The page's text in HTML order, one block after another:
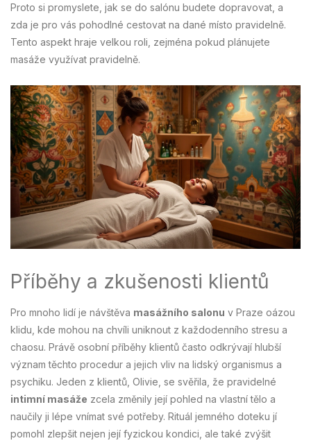
Proto si promyslete, jak se do salónu budete dopravovat, a
zda je pro vás pohodlné cestovat na dané místo pravidelně.
Tento aspekt hraje velkou roli, zejména pokud plánujete
masáže využívat pravidelně.
Příběhy a zkušenosti klientů
Pro mnoho lidí je návštěva masážního salonu v Praze oázou
klidu, kde mohou na chvíli uniknout z každodenního stresu a
chaosu. Právě osobní příběhy klientů často odkrývají hlubší
význam těchto procedur a jejich vliv na lidský organismus a
psychiku. Jeden z klientů, Olivie, se svěřila, že pravidelné
intimní masáže zcela změnily její pohled na vlastní tělo a
naučily ji lépe vnímat své potřeby. Rituál jemného doteku jí
pomohl zlepšit nejen její fyzickou kondici, ale také zvýšit